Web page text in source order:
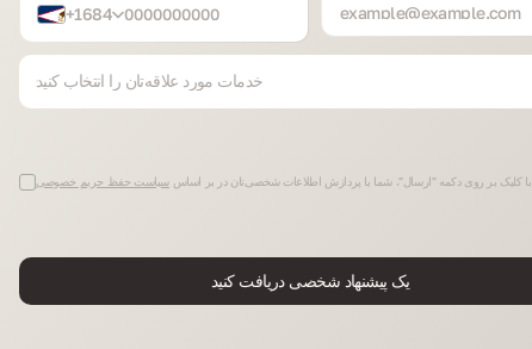
+1684
خدمات مورد علاقه‌تان را انتخاب کنید
با کلیک بر روی دکمه "ارسال"، شما با پردازش اطلاعات شخصی‌تان در بر اساس سیاست حفظ حریم خصوصی
یک پیشنهاد شخصی دریافت کنید